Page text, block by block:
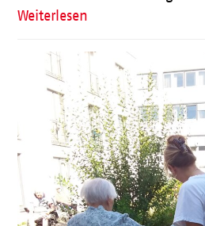
Weiterlesen